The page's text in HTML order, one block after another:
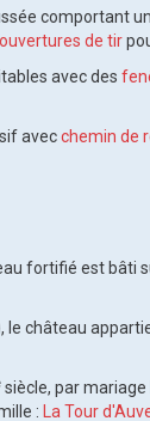
comportant
de tir
avec des
avecchemin de
fortifié est bâti
le château
siècle, par
:
La Tour